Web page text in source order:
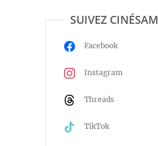
SUIVEZ CINÉSAM
Facebook
Instagram
Threads
TikTok